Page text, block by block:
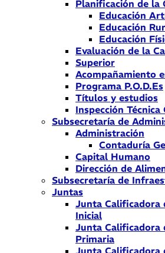
Planificación de la
Educación
Educación
Educación
Evaluación de la
Superior
Acompañamiento
Programa P.O.D.Es
Títulos y estudios
Inspección Técnica
Subsecretaría de
Administración
Contaduría
Capital Humano
Dirección de
Subsecretaría de
Juntas
Junta Calificadora
Inicial
Junta Calificadora
Primaria
Junta Calificadora